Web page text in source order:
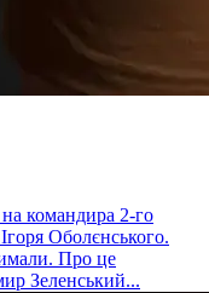
на командира 2-го
Оболєнського.
Про це
Зеленський...